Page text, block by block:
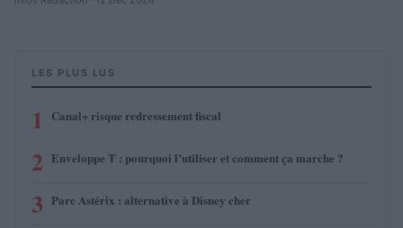
LES PLUS LUS
1 Canal+ risque redressement fiscal
2 Enveloppe T : pourquoi l’utiliser et comment ça marche ?
3 Parc Astérix : alternative à Disney cher